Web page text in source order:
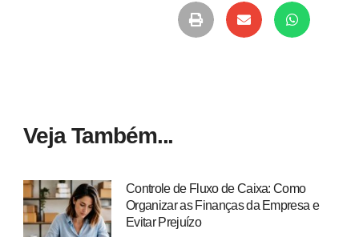
Veja Também...
Controle de Fluxo de Caixa: Como
Organizar as Finanças da Empresa e
Evitar Prejuízo